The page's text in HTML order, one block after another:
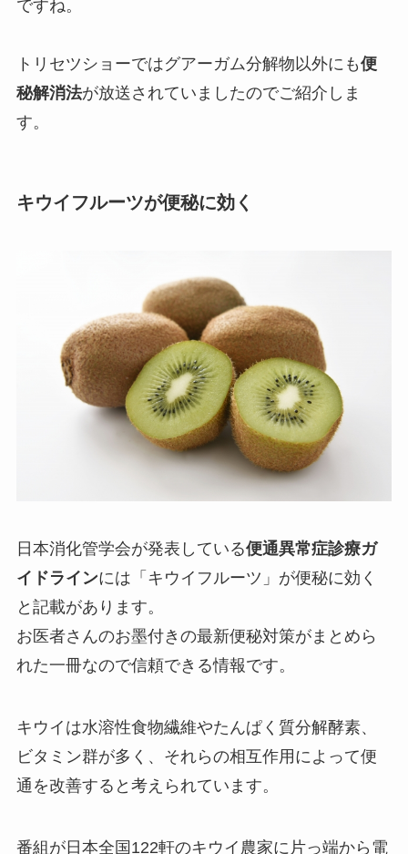
ですね。
トリセツショーではグアーガム分解物以外にも便
秘解消法が放送されていましたのでご紹介しま
す。
キウイフルーツが便秘に効く
日本消化管学会が発表している便通異常症診療ガ
イドラインには「キウイフルーツ」が便秘に効く
と記載があります。
お医者さんのお墨付きの最新便秘対策がまとめら
れた一冊なので信頼できる情報です。
キウイは水溶性食物繊維やたんぱく質分解酵素、
ビタミン群が多く、それらの相互作用によって便
通を改善すると考えられています。
番組が日本全国122軒のキウイ農家に片っ端から電